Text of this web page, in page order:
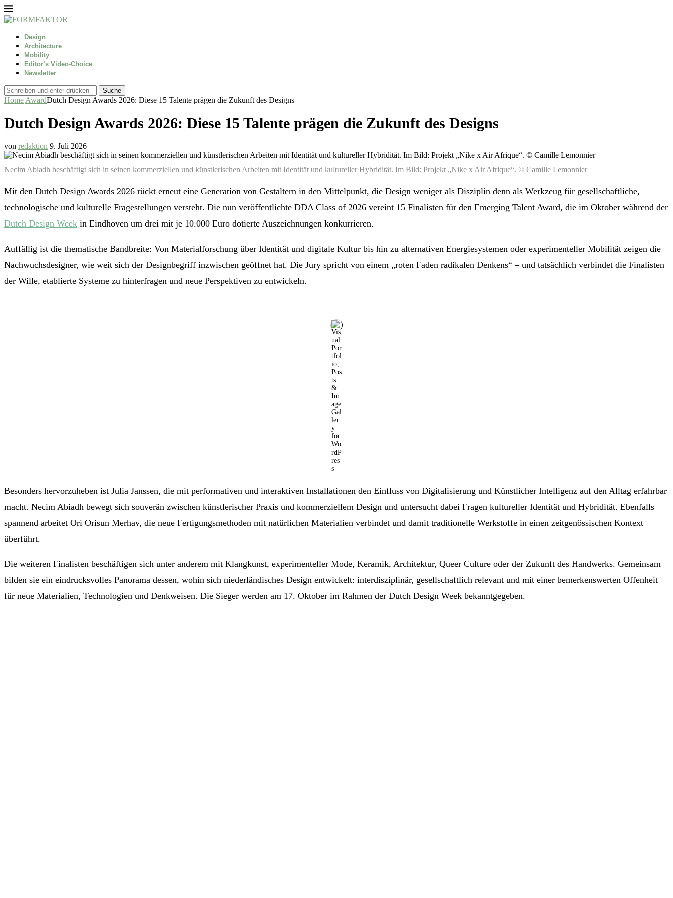
Design
Architecture
Mobility
Editor’s Video-Choice
Newsletter
Suche
Home AwardDutch Design Awards 2026: Diese 15 Talente prägen die Zukunft des Designs
Dutch Design Awards 2026: Diese 15 Talente prägen die Zukunft des Designs
von redaktion 9. Juli 2026
Necim Abiadh beschäftigt sich in seinen kommerziellen und künstlerischen Arbeiten mit Identität und kultureller Hybridität. Im Bild: Projekt „Nike x Air Afrique“. © Camille Lemonnier
Mit den Dutch Design Awards 2026 rückt erneut eine Generation von Gestaltern in den Mittelpunkt, die Design weniger als Disziplin denn als Werkzeug für gesellschaftliche,
technologische und kulturelle Fragestellungen versteht. Die nun veröffentlichte DDA Class of 2026 vereint 15 Finalisten für den Emerging Talent Award, die im Oktober während der
Dutch Design Week in Eindhoven um drei mit je 10.000 Euro dotierte Auszeichnungen konkurrieren.
Auffällig ist die thematische Bandbreite: Von Materialforschung über Identität und digitale Kultur bis hin zu alternativen Energiesystemen oder experimenteller Mobilität zeigen die
Nachwuchsdesigner, wie weit sich der Designbegriff inzwischen geöffnet hat. Die Jury spricht von einem „roten Faden radikalen Denkens“ – und tatsächlich verbindet die Finalisten
der Wille, etablierte Systeme zu hinterfragen und neue Perspektiven zu entwickeln.
Besonders hervorzuheben ist Julia Janssen, die mit performativen und interaktiven Installationen den Einfluss von Digitalisierung und Künstlicher Intelligenz auf den Alltag erfahrbar
macht. Necim Abiadh bewegt sich souverän zwischen künstlerischer Praxis und kommerziellem Design und untersucht dabei Fragen kultureller Identität und Hybridität. Ebenfalls
spannend arbeitet Ori Orisun Merhav, die neue Fertigungsmethoden mit natürlichen Materialien verbindet und damit traditionelle Werkstoffe in einen zeitgenössischen Kontext
überführt.
Die weiteren Finalisten beschäftigen sich unter anderem mit Klangkunst, experimenteller Mode, Keramik, Architektur, Queer Culture oder der Zukunft des Handwerks. Gemeinsam
bilden sie ein eindrucksvolles Panorama dessen, wohin sich niederländisches Design entwickelt: interdisziplinär, gesellschaftlich relevant und mit einer bemerkenswerten Offenheit
für neue Materialien, Technologien und Denkweisen. Die Sieger werden am 17. Oktober im Rahmen der Dutch Design Week bekanntgegeben.